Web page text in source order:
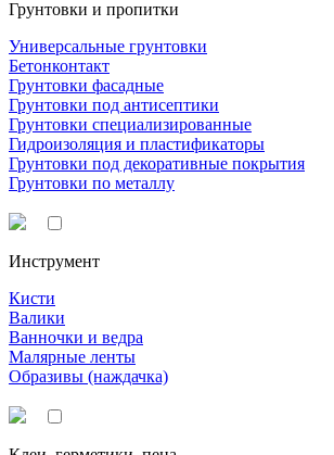
Грунтовки и пропитки
Универсальные грунтовки
Бетонконтакт
Грунтовки фасадные
Грунтовки под антисептики
Грунтовки специализированные
Гидроизоляция и пластификаторы
Грунтовки под декоративные покрытия
Грунтовки по металлу
Инструмент
Кисти
Валики
Ванночки и ведра
Малярные ленты
Образивы (наждачка)